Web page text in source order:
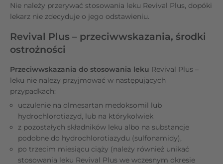
Nie należy przerywać stosowania leku Revival Plus, dopóki
lekarz nie zdecyduje o jego odstawieniu.
Revival Plus – przeciwwskazania, środki
ostrożności
Przeciwwskazania do stosowania leku Revival Plus –
leku nie należy przyjmować w następujących
przypadkach:
uczulenie na olmesartan medoksomil lub
hydrochlorotiazyd, lub na którykolwiek
z pozostałych składników leku albo na substancje
podobne do hydrochlorotiazydu (sulfonamidy),
po trzecim miesiącu ciąży (należy również unikać
stosowania leku Revival Plus we wczesnym okresie